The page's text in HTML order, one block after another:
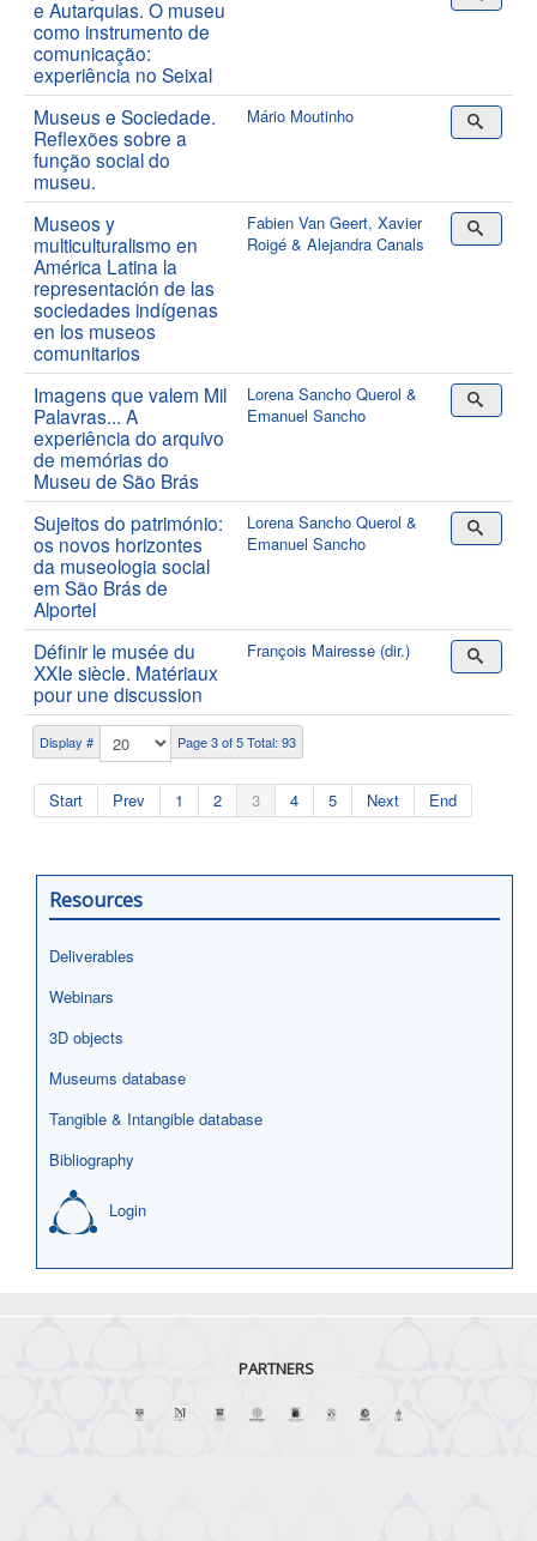
Display # Page 3 of 5 Total: 93
Start Prev 1 2 3 4 5 Next End
e Autarquias. O museu
como instrumento de
comunicação:
experiência no Seixal
Museus e Sociedade.
Reflexões sobre a
função social do
museu.
Mário Moutinho
Museos y
multiculturalismo en
América Latina la
representación de las
sociedades indígenas
en los museos
comunitarios
Fabien Van Geert, Xavier
Roigé & Alejandra Canals
Imagens que valem Mil
Palavras... A
experiência do arquivo
de memórias do
Museu de São Brás
Lorena Sancho Querol &
Emanuel Sancho
Sujeitos do património:
os novos horizontes
da museologia social
em São Brás de
Alportel
Lorena Sancho Querol &
Emanuel Sancho
Définir le musée du
XXIe siècle. Matériaux
pour une discussion
François Mairesse (dir.)
Resources
Deliverables
Webinars
3D objects
Museums database
Tangible & Intangible database
Bibliography
Login
PARTNERS